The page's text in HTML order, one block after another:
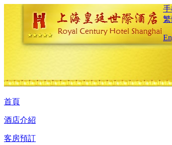
首頁
酒店介紹
客房預訂